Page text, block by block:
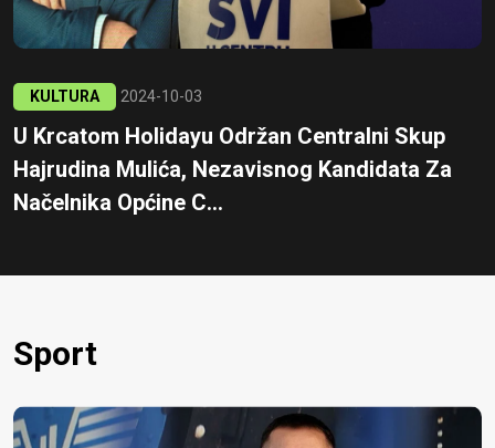
KULTURA 2024-10-03
U Krcatom Holidayu Održan Centralni Skup
Hajrudina Mulića, Nezavisnog Kandidata Za
Načelnika Općine C...
Sport